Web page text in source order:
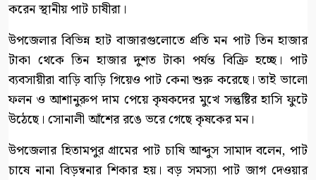
করেন স্থানীয় পাট চাষীরা।
উপজেলার বিভিন্ন হাট বাজারগুলোতে প্রতি মন পাট তিন হাজার
টাকা থেকে তিন হাজার দুশত টাকা পর্যন্ত বিক্রি হচ্ছে। পাট
ব্যবসায়ীরা বাড়ি বাড়ি গিয়েও পাট কেনা শুরু করেছে। তাই ভালো
ফলন ও আশানুরুপ দাম পেয়ে কৃষকদের মুখে সন্তুষ্টির হাসি ফুটে
উঠেছে। সোনালী আঁশের রঙে ভরে গেছে কৃষকের মন।
উপজেলার হিতামপুর গ্রামের পাট চাষি আব্দুস সামাদ বলেন, পাট
চাষে নানা বিড়ম্বনার শিকার হয়। বড় সমস্যা পাট জাগ দেওয়ার